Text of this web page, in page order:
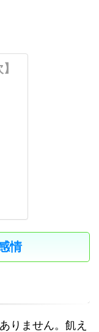
情
りません。飢え